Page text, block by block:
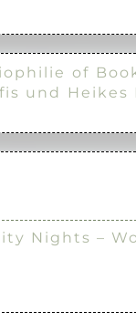
of
und Heikes
Nights –